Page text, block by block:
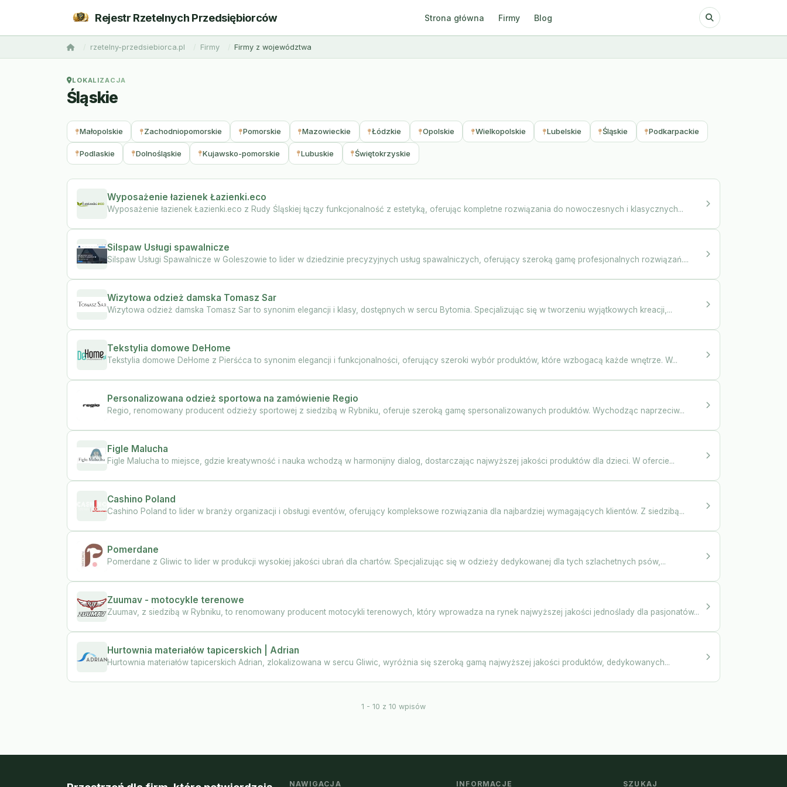
Rejestr Rzetelnych Przedsiębiorców Strona główna Firmy Blog
rzetelny-przedsiebiorca.pl Firmy Firmy z województwa
LOKALIZACJA
Śląskie
Małopolskie Zachodniopomorskie Pomorskie Mazowieckie Łódzkie Opolskie Wielkopolskie Lubelskie Śląskie Podkarpackie
Podlaskie Dolnośląskie Kujawsko-pomorskie Lubuskie Świętokrzyskie
Wyposażenie łazienek Łazienki.eco
Wyposażenie łazienek Łazienki.eco z Rudy Śląskiej łączy funkcjonalność z estetyką, oferując kompletne rozwiązania do nowoczesnych i klasycznych...
Silspaw Usługi spawalnicze
Silspaw Usługi Spawalnicze w Goleszowie to lider w dziedzinie precyzyjnych usług spawalniczych, oferujący szeroką gamę profesjonalnych rozwiązań....
Wizytowa odzież damska Tomasz Sar
Wizytowa odzież damska Tomasz Sar to synonim elegancji i klasy, dostępnych w sercu Bytomia. Specjalizując się w tworzeniu wyjątkowych kreacji,...
Tekstylia domowe DeHome
Tekstylia domowe DeHome z Pierśćca to synonim elegancji i funkcjonalności, oferujący szeroki wybór produktów, które wzbogacą każde wnętrze. W...
Personalizowana odzież sportowa na zamówienie Regio
Regio, renomowany producent odzieży sportowej z siedzibą w Rybniku, oferuje szeroką gamę spersonalizowanych produktów. Wychodząc naprzeciw...
Figle Malucha
Figle Malucha to miejsce, gdzie kreatywność i nauka wchodzą w harmonijny dialog, dostarczając najwyższej jakości produktów dla dzieci. W ofercie...
Cashino Poland
Cashino Poland to lider w branży organizacji i obsługi eventów, oferujący kompleksowe rozwiązania dla najbardziej wymagających klientów. Z siedzibą...
Pomerdane
Pomerdane z Gliwic to lider w produkcji wysokiej jakości ubrań dla chartów. Specjalizując się w odzieży dedykowanej dla tych szlachetnych psów,...
Zuumav - motocykle terenowe
Zuumav, z siedzibą w Rybniku, to renomowany producent motocykli terenowych, który wprowadza na rynek najwyższej jakości jednoślady dla pasjonatów...
Hurtownia materiałów tapicerskich | Adrian
Hurtownia materiałów tapicerskich Adrian, zlokalizowana w sercu Gliwic, wyróżnia się szeroką gamą najwyższej jakości produktów, dedykowanych...
1 - 10 z 10 wpisów
NAWIGACJA INFORMACJE SZUKAJ